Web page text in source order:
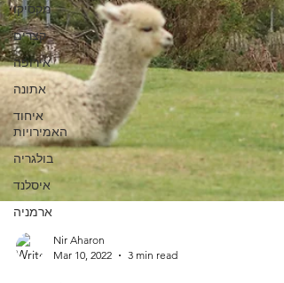
מקסיקו
קצרים
אירופה
אתונה
איחוד
האמירויות
בולגריה
איסלנד
ארמניה